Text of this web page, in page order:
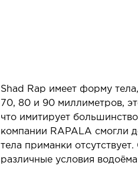
Shad Rap имеет форму
70, 80 и 90 миллиметров,
что имитирует
компании RAPALA смогли
тела приманки
различные условия